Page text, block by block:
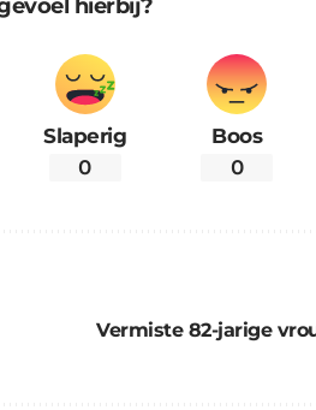
hierbij?
Slaperig
0
Boos
0
Vermiste 82-jarige